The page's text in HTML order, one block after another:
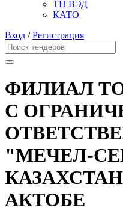
ТН ВЭД
КАТО
Вход /Регистрация
ФИЛИАЛ
С
"МЕЧЕЛ-
АКТОБЕ